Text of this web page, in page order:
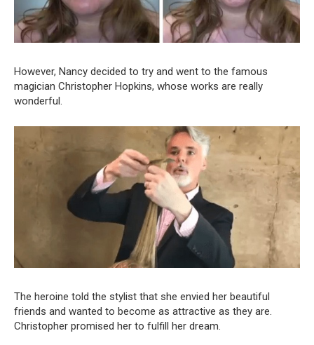
However, Nancy decided to try and went to the famous
magician Christopher Hopkins, whose works are really
wonderful.
The heroine told the stylist that she envied her beautiful
friends and wanted to become as attractive as they are.
Christopher promised her to fulfill her dream.